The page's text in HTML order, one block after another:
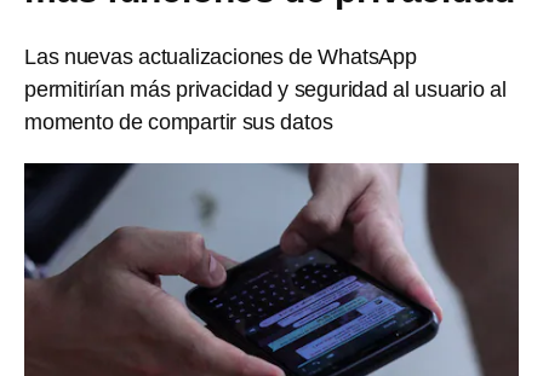
Las nuevas actualizaciones de WhatsApp
permitirían más privacidad y seguridad al usuario al
momento de compartir sus datos